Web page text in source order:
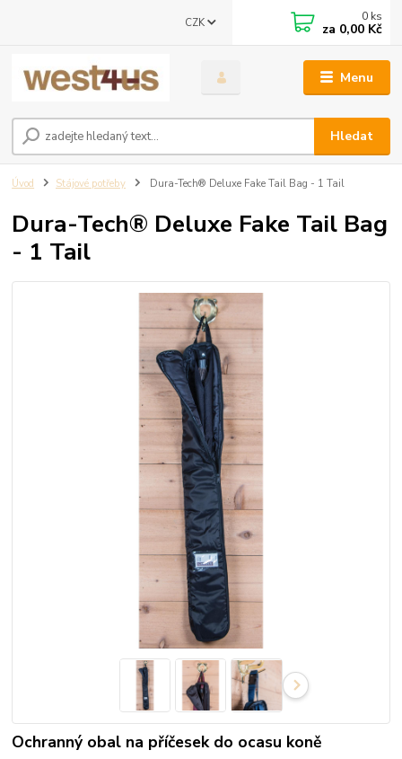
Menu
CZK
Hledat
0 ks
za 0,00 Kč
Úvod Stájové potřeby Dura-Tech® Deluxe Fake Tail Bag - 1 Tail
Dura-Tech® Deluxe Fake Tail Bag
- 1 Tail
Ochranný obal na příčesek do ocasu koně